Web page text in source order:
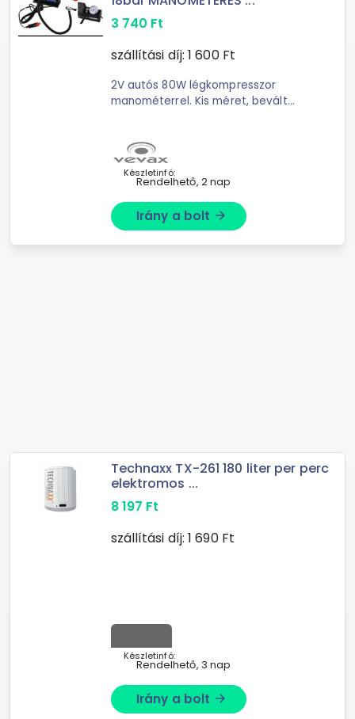
3 740 Ft
szállítási díj: 1 600Ft
2V autós 80W légkompresszor
manométerrel. Kis méret, bevált
sporteszközök, strandcikkek
Készletinfó:
Rendelhető, 2 nap
Irány a bolt arrow_forward
Technaxx TX-261 180 liter per perc
elektromos ...
8 197 Ft
szállítási díj: 1 690Ft
Készletinfó:
Rendelhető, 3 nap
Irány a bolt arrow_forward